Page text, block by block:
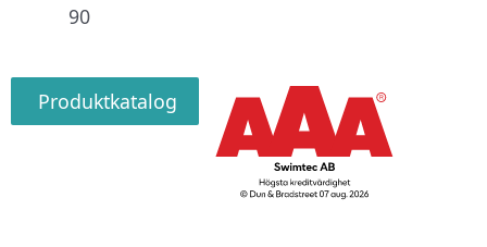
90
Produktkatalog